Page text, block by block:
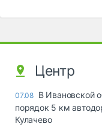
Центр
07.08 В Ивановской
порядок 5 км
Кулачево